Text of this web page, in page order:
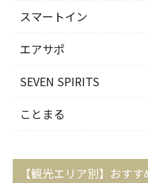
スマートイン
エアサポ
SEVEN SPIRITS
ことまる
【観光エリア別】おす